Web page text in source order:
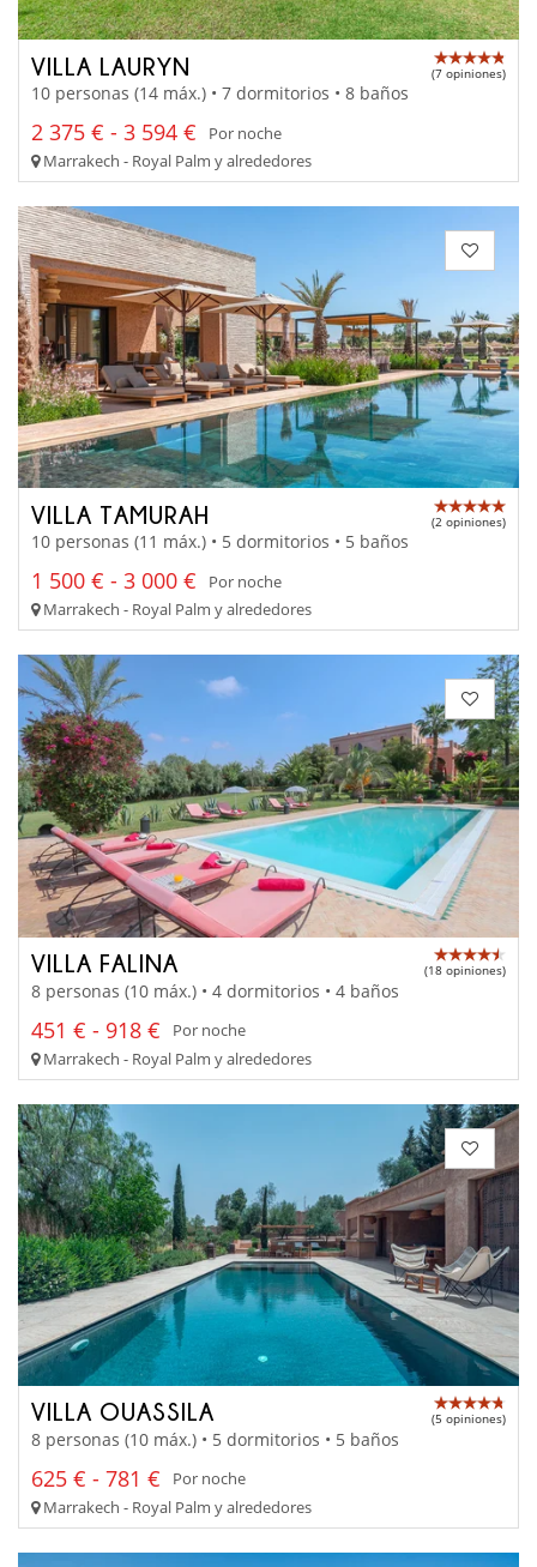
VILLA LAURYN (7 opiniones)
10 personas (14 máx.) • 7 dormitorios • 8 baños
2 375 € - 3 594 €
Por noche
Marrakech - Royal Palm y alrededores
VILLA TAMURAH (2 opiniones)
10 personas (11 máx.) • 5 dormitorios • 5 baños
1 500 € - 3 000 €
Por noche
Marrakech - Royal Palm y alrededores
VILLA FALINA (18 opiniones)
8 personas (10 máx.) • 4 dormitorios • 4 baños
451 € - 918 €
Por noche
Marrakech - Royal Palm y alrededores
VILLA OUASSILA (5 opiniones)
8 personas (10 máx.) • 5 dormitorios • 5 baños
625 € - 781 €
Por noche
Marrakech - Royal Palm y alrededores